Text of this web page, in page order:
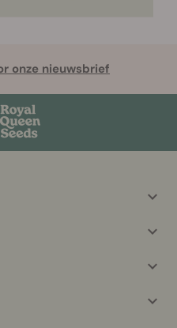
onze nieuwsbrief